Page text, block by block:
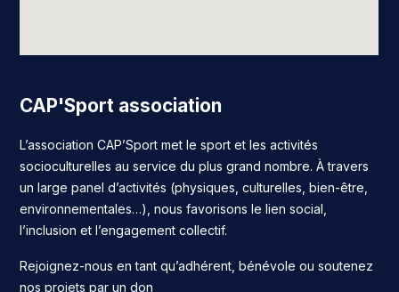
CAP'Sport association
L’association CAP’Sport met le sport et les activités
socioculturelles au service du plus grand nombre. À travers
un large panel d’activités (physiques, culturelles, bien-être,
environnementales…), nous favorisons le lien social,
l’inclusion et l’engagement collectif.
Rejoignez-nous en tant qu’adhérent, bénévole ou soutenez
nos projets par un don